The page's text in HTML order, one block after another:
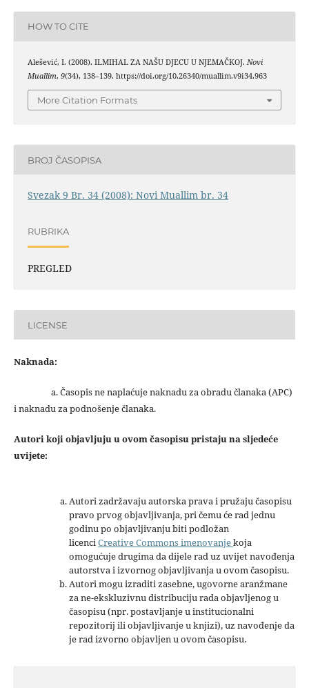
HOW TO CITE
Alešević, I. (2008). ILMIHAL ZA NAŠU DJECU U NJEMAČKOJ. Novi
Muallim, 9(34), 138–139. https://doi.org/10.26340/muallim.v9i34.963
More Citation Formats
BROJ ČASOPISA
Svezak 9 Br. 34 (2008): Novi Muallim br. 34
RUBRIKA
PREGLED
LICENSE
Naknada:
a. Časopis ne naplaćuje naknadu za obradu članaka (APC)
i naknadu za podnošenje članaka.
Autori koji objavljuju u ovom časopisu pristaju na sljedeće
uvijete:
Autori zadržavaju autorska prava i pružaju časopisu
pravo prvog objavljivanja, pri čemu će rad jednu
godinu po objavljivanju biti podložan
licenciCreative Commons imenovanjekoja
omogućuje drugima da dijele rad uz uvijet navođenja
autorstva i izvornog objavljivanja u ovom časopisu.
Autori mogu izraditi zasebne, ugovorne aranžmane
za ne-ekskluzivnu distribuciju rada objavljenog u
časopisu (npr. postavljanje u institucionalni
repozitorij ili objavljivanje u knjizi), uz navođenje da
je rad izvorno objavljen u ovom časopisu.